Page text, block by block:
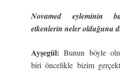
Novamed eyleminin
etkenlerin neler olduğunu
Ayşegül:Bunun böyle
biri öncelikle bizim